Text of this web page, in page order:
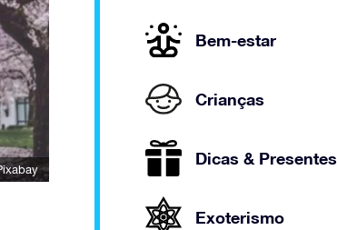
Bem-estar
Crianças
Dicas & Presentes
Exoterismo